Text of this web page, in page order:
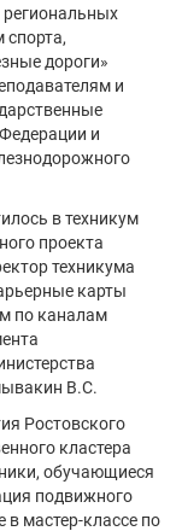
региональных
дороги»
и
и
в техникум
проекта
техникума
карты
по каналам
В.С.
Ростовского
кластера
обучающиеся
подвижного
в мастер-классе по